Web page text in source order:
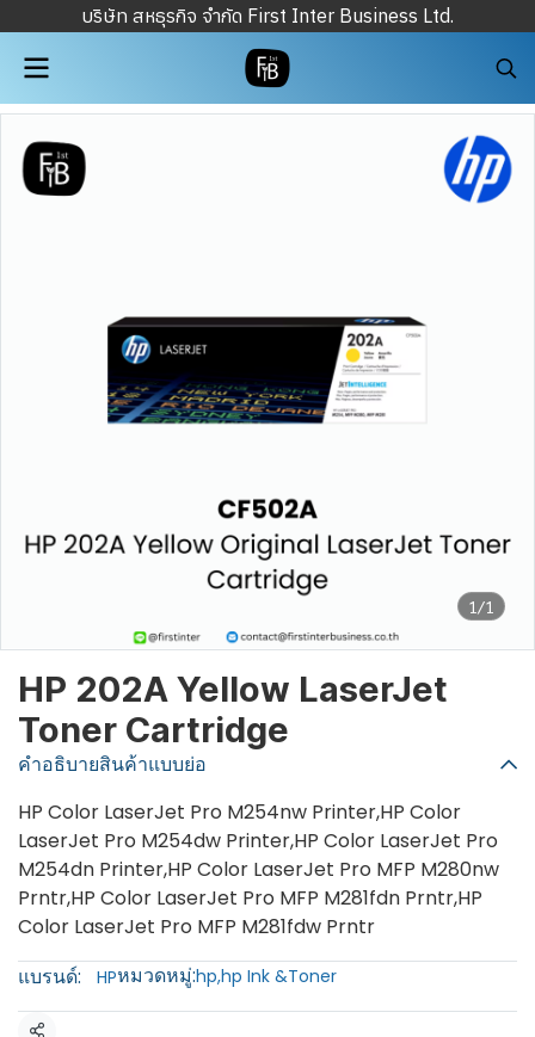
บริษัท สหธุรกิจ จำกัด First Inter Business Ltd.
1/1
HP 202A Yellow LaserJet
Toner Cartridge
คำอธิบายสินค้าแบบย่อ
HP Color LaserJet Pro M254nw Printer,HP Color
LaserJet Pro M254dw Printer,HP Color LaserJet Pro
M254dn Printer,HP Color LaserJet Pro MFP M280nw
Prntr,HP Color LaserJet Pro MFP M281fdn Prntr,HP
Color LaserJet Pro MFP M281fdw Prntr
แบรนด์:
HPหมวดหมู่:hp,hp Ink &Toner